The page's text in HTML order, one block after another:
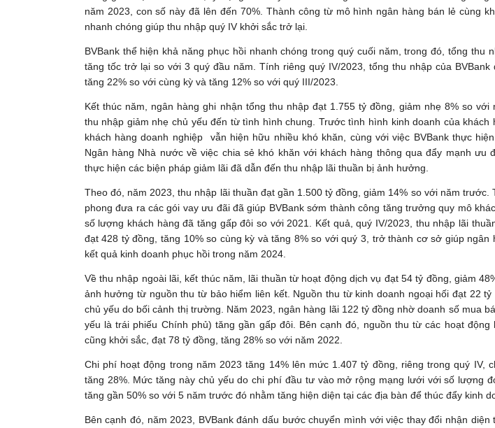
năm 2023, con số này đã lên đến 70%. Thành công từ mô hình ngân hàng bán lẻ cùng
nhanh chóng giúp thu nhập quý IV khởi sắc trở lại.
BVBank thể hiện khả năng phục hồi nhanh chóng trong quý cuối năm, trong đó, tổng thu
tăng tốc trở lại so với 3 quý đầu năm. Tính riêng quý IV/2023, tổng thu nhập của BVBank
tăng 22% so với cùng kỳ và tăng 12% so với quý III/2023.
Kết thúc năm, ngân hàng ghi nhận tổng thu nhập đạt 1.755 tỷ đồng, giảm nhẹ 8% so với
thu nhập giảm nhẹ chủ yếu đến từ tình hình chung. Trước tình hình kinh doanh của khách
khách hàng doanh nghiệp vẫn hiện hữu nhiều khó khăn, cùng với việc BVBank thực
Ngân hàng Nhà nước về việc chia sẻ khó khăn với khách hàng thông qua đẩy mạnh ưu
thực hiện các biện pháp giảm lãi đã dẫn đến thu nhập lãi thuần bị ảnh hưởng.
Theo đó, năm 2023, thu nhập lãi thuần đạt gần 1.500 tỷ đồng, giảm 14% so với năm trước.
phong đưa ra các gói vay ưu đãi đã giúp BVBank sớm thành công tăng trưởng quy mô
số lượng khách hàng đã tăng gấp đôi so với 2021. Kết quả, quý IV/2023, thu nhập lãi
đạt 428 tỷ đồng, tăng 10% so cùng kỳ và tăng 8% so với quý 3, trở thành cơ sở giúp ngân
kết quả kinh doanh phục hồi trong năm 2024.
Về thu nhập ngoài lãi, kết thúc năm, lãi thuần từ hoạt động dịch vụ đạt 54 tỷ đồng, giảm
ảnh hưởng từ nguồn thu từ bảo hiểm liên kết. Nguồn thu từ kinh doanh ngoại hối đạt 22 tỷ
chủ yếu do bối cảnh thị trường. Năm 2023, ngân hàng lãi 122 tỷ đồng nhờ doanh số mua
yếu là trái phiếu Chính phủ) tăng gần gấp đôi. Bên cạnh đó, nguồn thu từ các hoạt động
cũng khởi sắc, đạt 78 tỷ đồng, tăng 28% so với năm 2022.
Chi phí hoạt động trong năm 2023 tăng 14% lên mức 1.407 tỷ đồng, riêng trong quý IV,
tăng 28%. Mức tăng này chủ yếu do chi phí đầu tư vào mở rộng mạng lưới với số lượng
tăng gần 50% so với 5 năm trước đó nhằm tăng hiện diện tại các địa bàn để thúc đẩy kinh
Bên cạnh đó, năm 2023, BVBank đánh dấu bước chuyển mình với việc thay đổi nhận diện